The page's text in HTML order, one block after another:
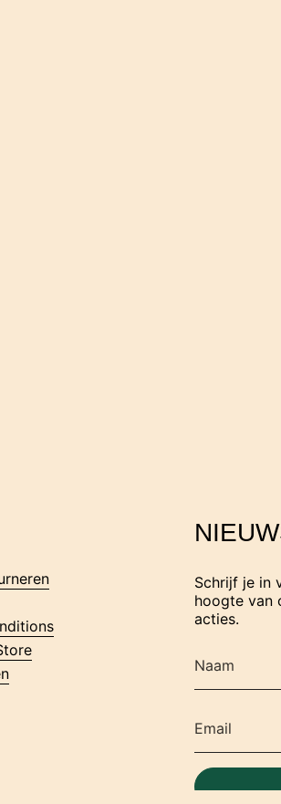
Schrijf je in
hoogte van
acties.